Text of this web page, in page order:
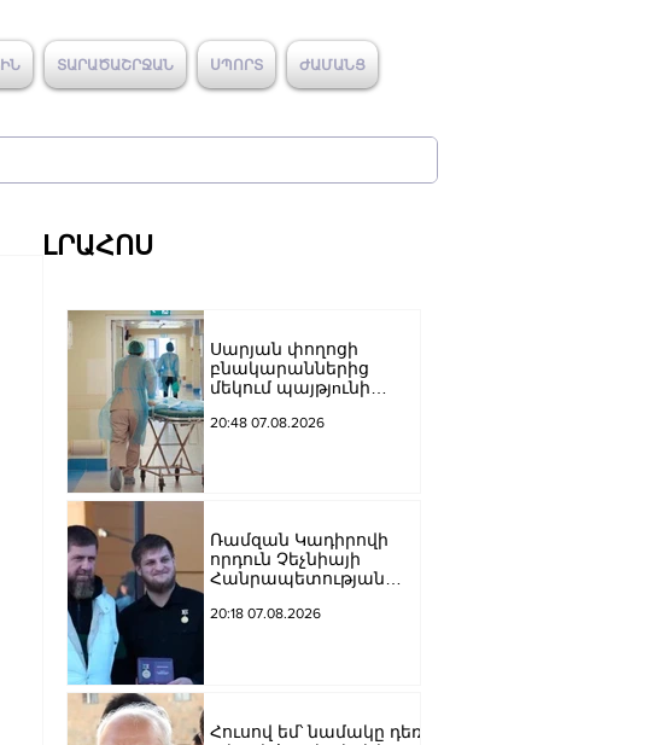
ՏԱՐԱԾԱՇՐՋԱՆ ՍՊՈՐՏ ԺԱՄԱՆՑ
ԼՐԱՀՈՍ
Սարյան փողոցի
բնակարաններից
մեկում պայթյnւնի
տղամարդը
20:48 07.08.2026
Ռամզան Կադիրովի
որդուն Չեչնիայի
Հանրապետության
շնորհել
20:18 07.08.2026
Հուսով եմ՝ նամակը դեռ